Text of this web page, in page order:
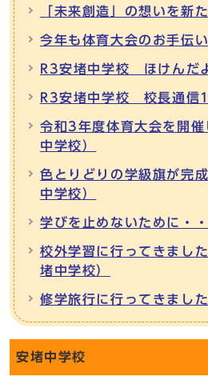
「未来創造」の想いを新た
今年も体育大会のお手伝
R3安堵中学校 ほけんだ
R3安堵中学校 校長通信
令和3年度体育大会を開催
中学校）
色とりどりの学級旗が完
中学校）
学びを止めないために・
校外学習に行ってきまし
堵中学校）
修学旅行に行ってきまし
安堵中学校